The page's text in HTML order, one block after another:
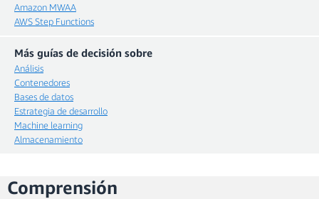
Amazon MWAA
AWS Step Functions
Más guías de decisión sobre
Análisis
Contenedores
Bases de datos
Estrategia de desarrollo
Machine learning
Almacenamiento
Comprensión